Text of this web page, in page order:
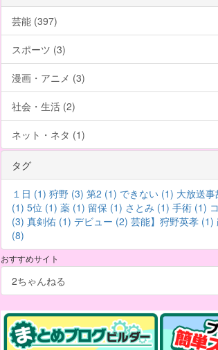
芸能 (397)
スポーツ (3)
漫画・アニメ (3)
社会・生活 (2)
ネット・ネタ (1)
タグ
１日 (1) 狩野 (3) 第2 (1) できない (1) 大放送
(1) 5位 (1) 薬 (1) 留保 (1) さとみ (1) 手術 (1)
(3) 真剣佑 (1) デビュー (2) 芸能】狩野英孝 (1)
(8)
おすすめサイト
2ちゃんねる